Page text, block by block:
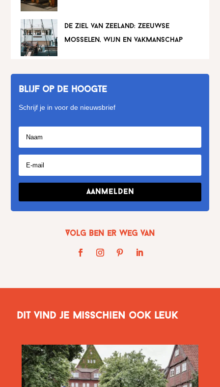
de ziel van zeeland: zeeuwse
mosselen, wijn en vakmanschap
Blijf op de hoogte
Schrijf je in voor de nieuwsbrief
Aanmelden
Volg Ben er weg van
Dit vind je misschien ook leuk